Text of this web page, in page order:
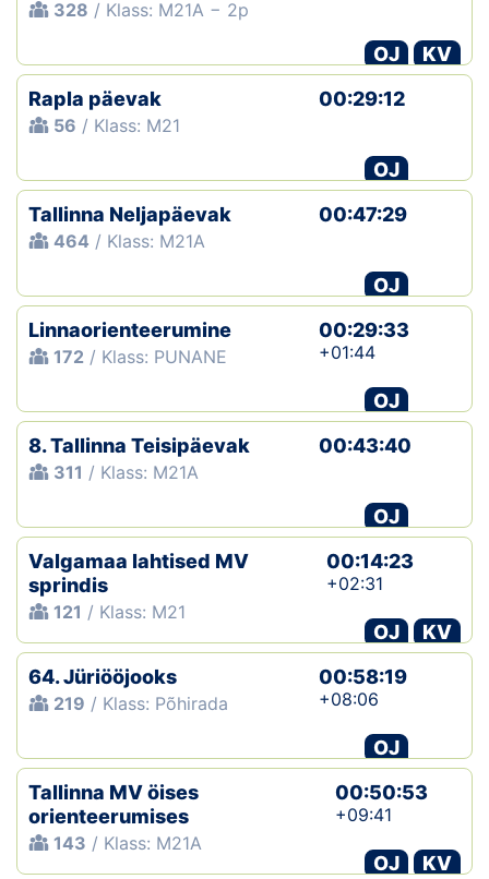
328 / Klass: M21A − 2p
OJ
KV
Rapla päevak
56 / Klass: M21
00:29:12
OJ
Tallinna Neljapäevak
464 / Klass: M21A
00:47:29
OJ
Linnaorienteerumine
172 / Klass: PUNANE
00:29:33
+01:44
OJ
8. Tallinna Teisipäevak
311 / Klass: M21A
00:43:40
OJ
Valgamaa lahtised MV
sprindis
121 / Klass: M21
00:14:23
+02:31
OJ
KV
64. Jüriööjooks
219 / Klass: Põhirada
00:58:19
+08:06
OJ
Tallinna MV öises
orienteerumises
143 / Klass: M21A
00:50:53
+09:41
OJ KV